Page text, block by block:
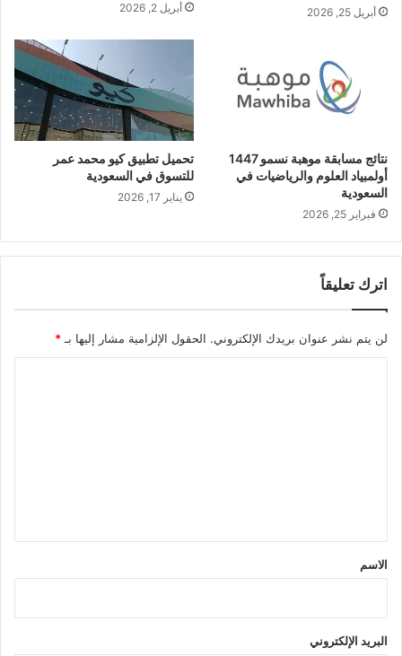
أبريل 25, 2026 أبريل 2, 2026
نتائج مسابقة موهبة نسمو 1447
أولمبياد العلوم والرياضيات في
السعودية
فبراير 25, 2026
تحميل تطبيق كيو محمد عمر
للتسوق في السعودية
يناير 17, 2026
اترك تعليقاً
لن يتم نشر عنوان بريدك الإلكتروني. الحقول الإلزامية مشار إليها بـ *
*
الاسم
البريد الإلكتروني